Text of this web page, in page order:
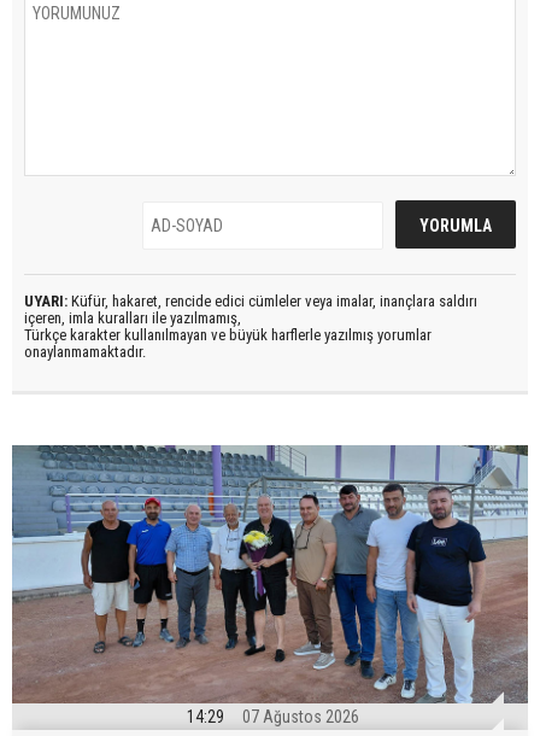
UYARI: Küfür, hakaret, rencide edici cümleler veya imalar, inançlara saldırı
içeren, imla kuralları ile yazılmamış,
Türkçe karakter kullanılmayan ve büyük harflerle yazılmış yorumlar
onaylanmamaktadır.
14:29 07 Ağustos 2026